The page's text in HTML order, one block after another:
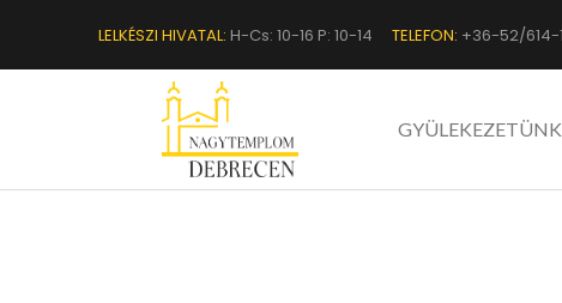
LELKÉSZI HIVATAL: H-Cs: 10-16 P: 10-14 TELEFON: +36-52/614-
GYÜLEKEZETÜNK